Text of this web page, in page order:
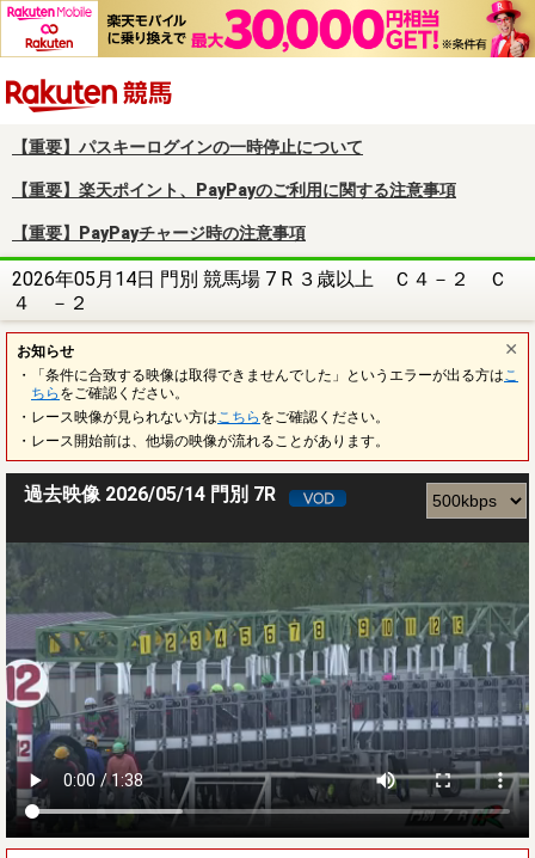
【重要】パスキーログインの一時停止について
【重要】楽天ポイント、PayPayのご利用に関する注意事項
【重要】PayPayチャージ時の注意事項
2026年05月14日 門別 競馬場 7 R ３歳以上 Ｃ４－２ Ｃ
４ －２
お知らせ
・「条件に合致する映像は取得できませんでした」というエラーが出る方は こ
ちら をご確認ください。
・レース映像が見られない方は こちら をご確認ください。
・レース開始前は、他場の映像が流れることがあります。
過去映像 2026/05/14 門別 7R